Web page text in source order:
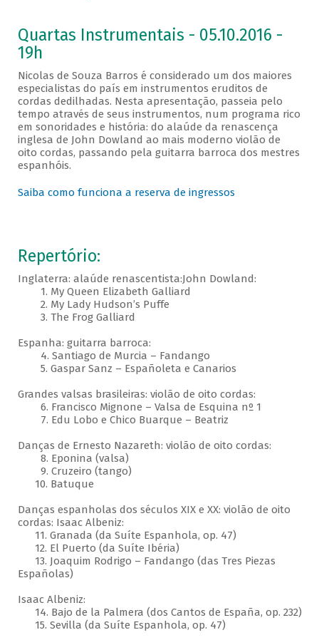
Quartas Instrumentais - 05.10.2016 -
19h
Nicolas de Souza Barros é considerado um dos maiores
especialistas do país em instrumentos eruditos de
cordas dedilhadas. Nesta apresentação, passeia pelo
tempo através de seus instrumentos, num programa rico
em sonoridades e história: do alaúde da renascença
inglesa de John Dowland ao mais moderno violão de
oito cordas, passando pela guitarra barroca dos mestres
espanhóis.
Saiba como funciona a reserva de ingressos
Repertório:
Inglaterra: alaúde renascentista:John Dowland:
1. My Queen Elizabeth Galliard
2. My Lady Hudson’s Puffe
3. The Frog Galliard
Espanha: guitarra barroca:
4. Santiago de Murcia – Fandango
5. Gaspar Sanz – Españoleta e Canarios
Grandes valsas brasileiras: violão de oito cordas:
6. Francisco Mignone – Valsa de Esquina nº 1
7. Edu Lobo e Chico Buarque – Beatriz
Danças de Ernesto Nazareth: violão de oito cordas:
8. Eponina (valsa)
9. Cruzeiro (tango)
10. Batuque
Danças espanholas dos séculos XIX e XX: violão de oito
cordas: Isaac Albeniz:
11. Granada (da Suíte Espanhola, op. 47)
12. El Puerto (da Suíte Ibéria)
13. Joaquim Rodrigo – Fandango (das Tres Piezas
Españolas)
Isaac Albeniz:
14. Bajo de la Palmera (dos Cantos de España, op. 232)
15. Sevilla (da Suíte Espanhola, op. 47)